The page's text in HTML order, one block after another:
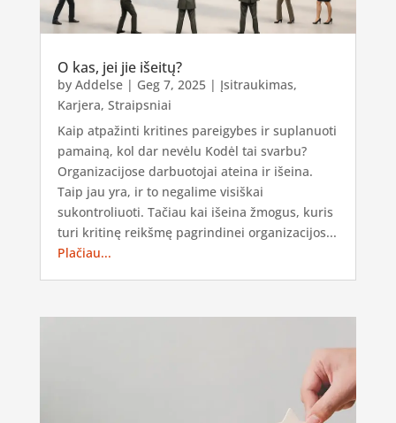
O kas, jei jie išeitų?
by Addelse| Geg 7, 2025| Įsitraukimas,
Karjera, Straipsniai
Kaip atpažinti kritines pareigybes ir suplanuoti
pamainą, kol dar nevėlu Kodėl tai svarbu?
Organizacijose darbuotojai ateina ir išeina.
Taip jau yra, ir to negalime visiškai
sukontroliuoti. Tačiau kai išeina žmogus, kuris
turi kritinę reikšmę pagrindinei organizacijos...
Plačiau...